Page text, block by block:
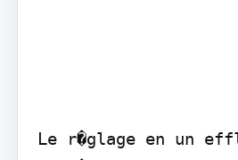
Le r�glage en un